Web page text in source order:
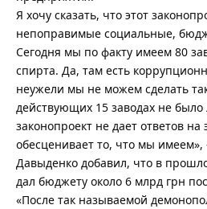
Я хочу сказать, что этот
непоправимые социальные,
Сегодня мы по факту имеем 80
спирта. Да, там есть
неужели мы не можем сделать
действующих 15 заводах не было
законопроект не дает ответов
обесценивает то, что мы
Давыденко добавил, что в
дал бюджету около 6 млрд грн
«После так называемой